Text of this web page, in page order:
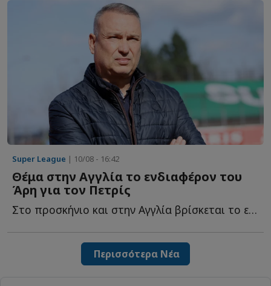
Super League | 10/08 - 16:42
Θέμα στην Αγγλία το ενδιαφέρον του
Άρη για τον Πετρίς
Στο προσκήνιο και στην Αγγλία βρίσκεται το ενδιαφέρον τ...
Περισσότερα Νέα